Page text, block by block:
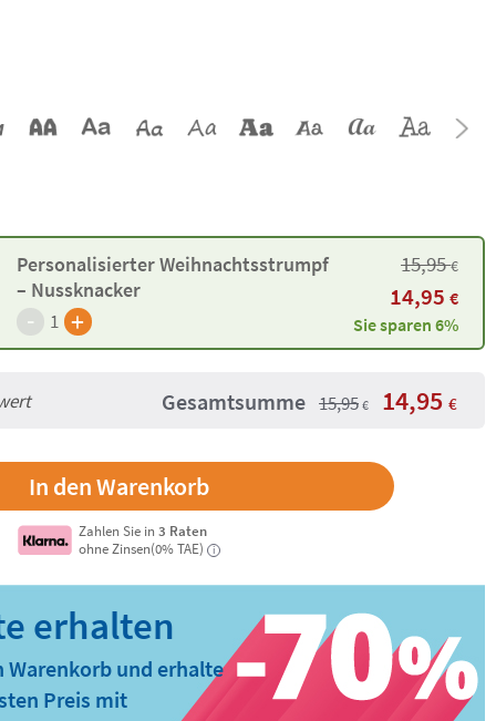
Personalisierter Weihnachtsstrumpf
– Nussknacker
- 1 +
15,95€
14,95 €
Sie sparen 6%
Gesamtsumme 15,95 € 14,95 €
Zahlen Sie in3 Raten
ohne Zinsen(0% TAE)
i
Warenkorb und erhalte
Preis mit